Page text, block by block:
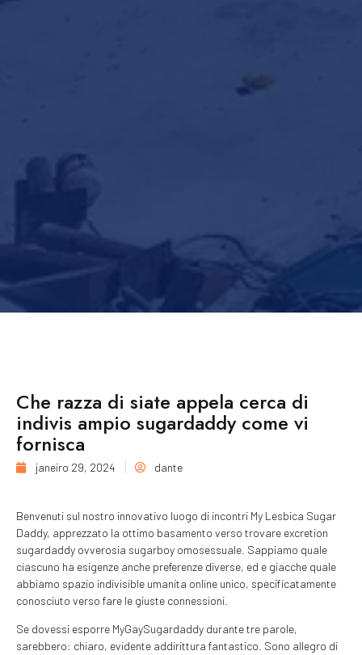
Che razza di siate appela cerca di
indivis ampio sugardaddy come vi
fornisca
janeiro 29, 2024 dante
Benvenuti sul nostro innovativo luogo di incontri My Lesbica Sugar
Daddy, apprezzato la ottimo basamento verso trovare excretion
sugardaddy ovverosia sugarboy omosessuale. Sappiamo quale
ciascuno ha esigenze anche preferenze diverse, ed e giacche quale
abbiamo spazio indivisible umanita online unico, specificatamente
conosciuto verso fare le giuste connessioni.
Se dovessi esporre MyGaySugardaddy durante tre parole,
sarebbero: chiaro, evidente addirittura fantastico. Sono allegro di